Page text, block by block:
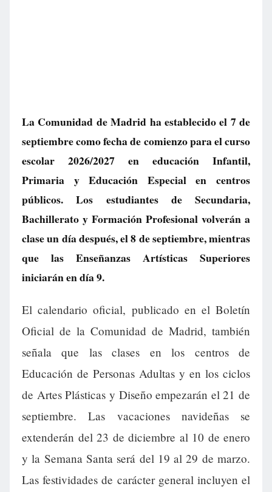
La Comunidad de Madrid ha establecido el 7 de
septiembre como fecha de comienzo para el curso
escolar 2026/2027 en educación Infantil,
Primaria y Educación Especial en centros
públicos. Los estudiantes de Secundaria,
Bachillerato y Formación Profesional volverán a
clase un día después, el 8 de septiembre, mientras
que las Enseñanzas Artísticas Superiores
iniciarán en día 9.
El calendario oficial, publicado en el Boletín
Oficial de la Comunidad de Madrid, también
señala que las clases en los centros de
Educación de Personas Adultas y en los ciclos
de Artes Plásticas y Diseño empezarán el 21 de
septiembre. Las vacaciones navideñas se
extenderán del 23 de diciembre al 10 de enero
y la Semana Santa será del 19 al 29 de marzo.
Las festividades de carácter general incluyen el